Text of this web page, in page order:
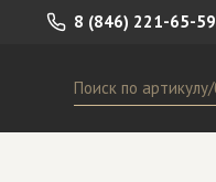
8 (846) 221-65-59